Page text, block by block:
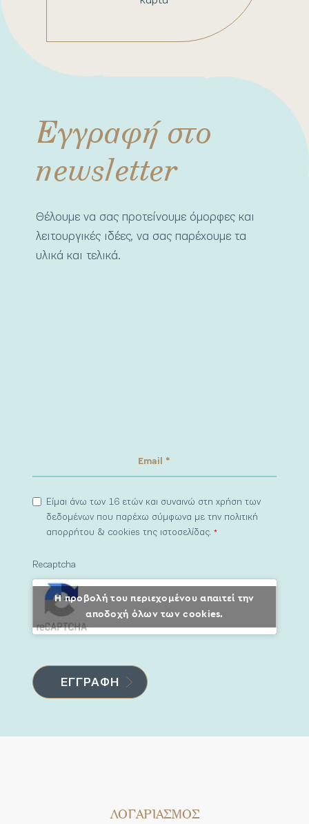
Εγγραφή στο
newsletter
Θέλουμε να σας προτείνουμε όμορφες και
λειτουργικές ιδέες, να σας παρέχουμε τα
υλικά και τελικά.
Είμαι άνω των 16 ετών και συναινώ στη χρήση των
δεδομένων που παρέχω σύμφωνα με την πολιτική
απορρήτου & cookies της ιστοσελίδας.*
Recaptcha
Η προβολή του περιεχομένου απαιτεί την
αποδοχή όλων των cookies.
ΛΟΓΑΡΙΑΣΜΟΣ